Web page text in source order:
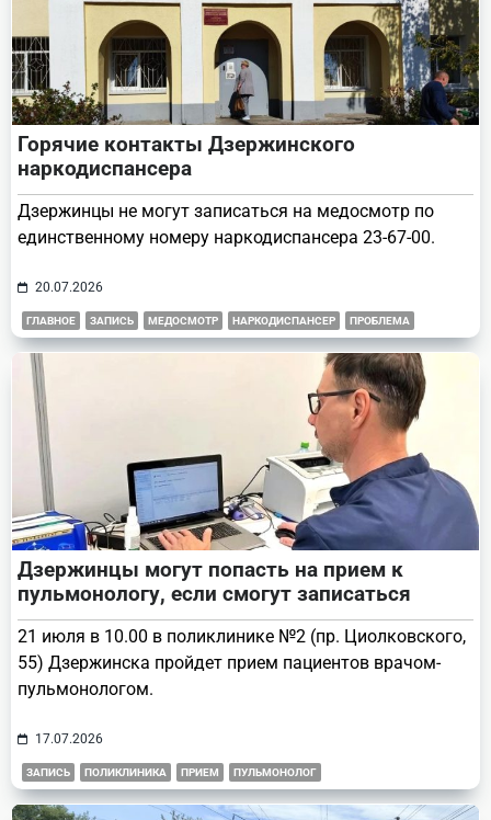
Горячие контакты Дзержинского
наркодиспансера
Дзержинцы не могут записаться на медосмотр по
единственному номеру наркодиспансера 23-67-00.
20.07.2026
ГЛАВНОЕ ЗАПИСЬ МЕДОСМОТР НАРКОДИСПАНСЕР ПРОБЛЕМА
Дзержинцы могут попасть на прием к
пульмонологу, если смогут записаться
21 июля в 10.00 в поликлинике №2 (пр. Циолковского,
55) Дзержинска пройдет прием пациентов врачом-
пульмонологом.
17.07.2026
ЗАПИСЬ ПОЛИКЛИНИКА ПРИЕМ ПУЛЬМОНОЛОГ